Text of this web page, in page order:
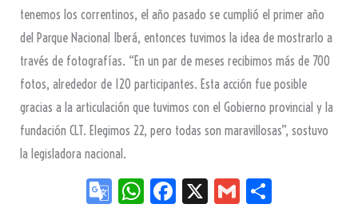
tenemos los correntinos, el año pasado se cumplió el primer año
del Parque Nacional Iberá, entonces tuvimos la idea de mostrarlo a
través de fotografías. “En un par de meses recibimos más de 700
fotos, alrededor de 120 participantes. Esta acción fue posible
gracias a la articulación que tuvimos con el Gobierno provincial y la
fundación CLT. Elegimos 22, pero todas son maravillosas”, sostuvo
la legisladora nacional.
Go W
Fa
X
G